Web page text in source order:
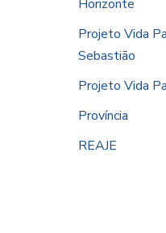
Horizonte
Projeto Vida
Sebastião
Projeto Vida
Província
REAJE